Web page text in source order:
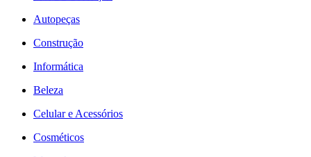
Autopeças
Construção
Informática
Beleza
Celular e Acessórios
Cosméticos